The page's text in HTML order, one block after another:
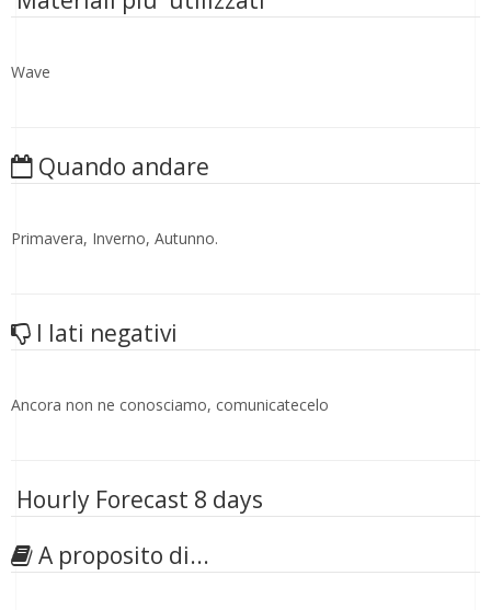
Wave
Quando andare
Primavera, Inverno, Autunno.
I lati negativi
Ancora non ne conosciamo, comunicatecelo
Hourly Forecast 8 days
A proposito di...